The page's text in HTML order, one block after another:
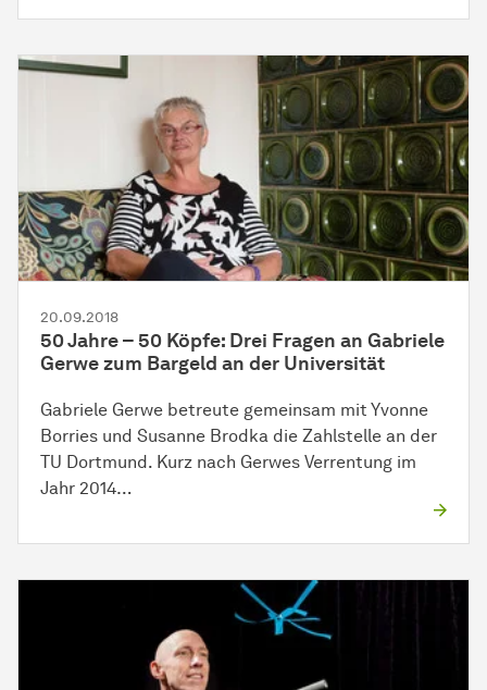
20.09.2018
50 Jahre – 50 Köpfe: Drei Fragen an Gabriele
Gerwe zum Bargeld an der Universität
Gabriele Gerwe betreute gemeinsam mit Yvonne
Borries und Susanne Brodka die Zahlstelle an der
TU Dortmund. Kurz nach Gerwes Verrentung im
Jahr 2014…